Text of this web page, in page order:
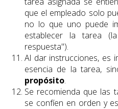
que el empleado solo
no lo que uno puede
establecer la tarea
respuesta").
Al dar instrucciones, es
esencia de la tarea,
propósito.
Se recomienda que las
se confíen en orden y